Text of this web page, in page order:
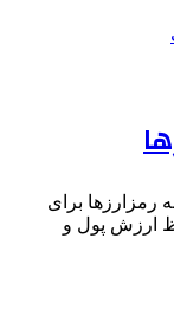
رمزارزها برای
ارزش پول و